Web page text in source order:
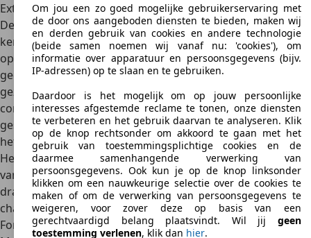
Exterieur
De Mazda Tribute is een geslaagde mix van verschillende
kenmerken die bij alle generaties positieve reacties
oproept. Desportieve uitstraling van een SUVwordt
gecombineerd met praktische ruimte, speciaal voor
gezinnen. De grote bodemvrijheid zorgt voor een
comfortabele rijervaring. Offroad eigenschappen worden
gesuggereerd door het uiterlijk van de Tribute, ook al is
het geen echte offroad auto.
Het ontwerp doet sterk denken aan detypische doosvorm
van terreinwagens. De rechte randen en de hoge daklijn
dragen bij aan deze indruk. Wie de technische details, het
chassis en het uiterlijk nader bekijkt, zal de gelijkenis met
Ford-modellen opmerken. In de eerste generatie lijkt de
Om jou een zo goed mogelijke gebruikerservaring met
de door ons aangeboden diensten te bieden, maken wij
en derden gebruik van cookies en andere technologie
(beide samen noemen wij vanaf nu: 'cookies'), om
informatie over apparatuur en persoonsgegevens (bijv.
IP-adressen) op te slaan en te gebruiken.
Daardoor is het mogelijk om op jouw persoonlijke
interesses afgestemde reclame te tonen, onze diensten
te verbeteren en het gebruik daarvan te analyseren. Klik
op de knop rechtsonder om akkoord te gaan met het
gebruik van toestemmingsplichtige cookies en de
daarmee samenhangende verwerking van
persoonsgegevens. Ook kun je op de knop linksonder
klikken om een nauwkeurige selectie over de cookies te
maken of om de verwerking van persoonsgegevens te
weigeren, voor zover deze op basis van een
gerechtvaardigd belang plaatsvindt. Wil jij geen
toestemming verlenen, klik dan hier.